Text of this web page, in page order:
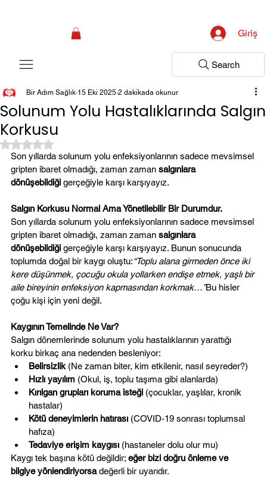
Giriş
Search
Solunum Yolu Hastalıklarında Salgın
Korkusu
Bir Adım Sağlık 15 Eki 2025 2 dakikada okunur
5 üzerinden NaN yıldız
Son yıllarda solunum yolu enfeksiyonlarının sadece mevsimsel
gripten ibaret olmadığı, zaman zaman salgınlara
dönüşebildiği gerçeğiyle karşı karşıyayız.
Salgın Korkusu Normal Ama Yönetilebilir Bir Durumdur.
Son yıllarda solunum yolu enfeksiyonlarının sadece mevsimsel
gripten ibaret olmadığı, zaman zaman salgınlara
dönüşebildiği gerçeğiyle karşı karşıyayız. Bunun sonucunda
toplumda doğal bir kaygı oluştu:“Toplu alana girmeden önce iki
kere düşünmek, çocuğu okula yollarken endişe etmek, yaşlı bir
aile bireyinin enfeksiyon kapmasından korkmak…”Bu hisler
çoğu kişi için yeni değil.
Kaygının Temelinde Ne Var?
Salgın dönemlerinde solunum yolu hastalıklarının yarattığı
korku birkaç ana nedenden besleniyor:
Belirsizlik (Ne zaman biter, kim etkilenir, nasıl seyreder?)
Hızlı yayılım (Okul, iş, toplu taşıma gibi alanlarda)
Kırılgan grupları koruma isteği (çocuklar, yaşlılar, kronik
hastalar)
Kötü deneyimlerin hatırası (COVID-19 sonrası toplumsal
hafıza)
Tedaviye erişim kaygısı (hastaneler dolu olur mu)
Kaygı tek başına kötü değildir; eğer bizi doğru önleme ve
bilgiye yönlendiriyorsa değerli bir uyarıdır.